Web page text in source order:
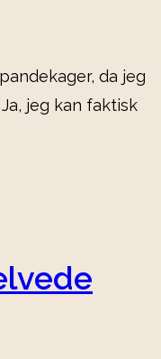
da jeg
jeg kan faktisk